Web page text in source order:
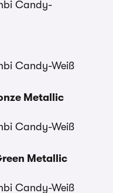
Metallic
Metallic